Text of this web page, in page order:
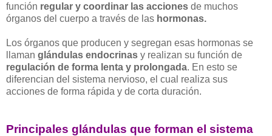
función regular y coordinar las acciones de muchos
órganos del cuerpo a través de las hormonas.
Los órganos que producen y segregan esas hormonas se
llaman glándulas endocrinas y realizan su función de
regulación de forma lenta y prolongada. En esto se
diferencian del sistema nervioso, el cual realiza sus
acciones de forma rápida y de corta duración.
Principales glándulas que forman el sistema